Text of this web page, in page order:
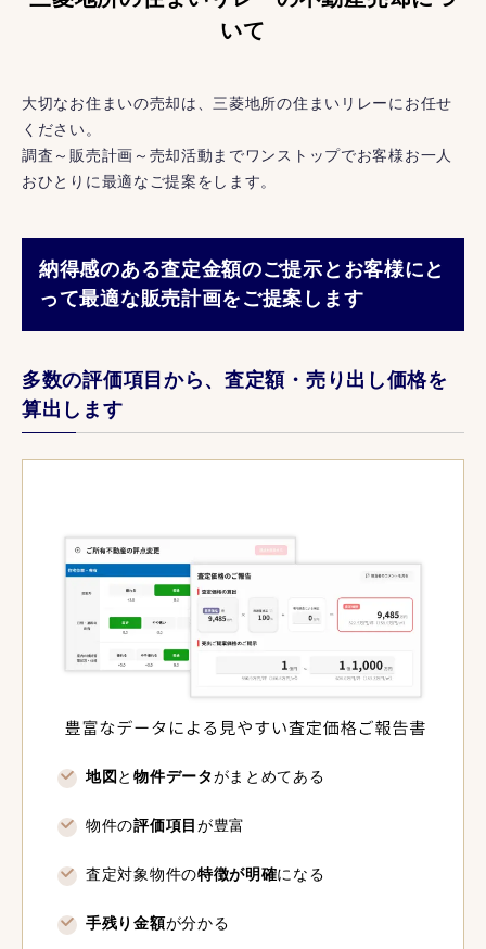
いて
大切なお住まいの売却は、三菱地所の住まいリレーにお任せ
ください。
調査～販売計画～売却活動までワンストップでお客様お一人
おひとりに最適なご提案をします。
納得感のある査定金額のご提示とお客様にと
って最適な販売計画をご提案します
多数の評価項目から、査定額・売り出し価格を
算出します
地図 と物件データがまとめてある
物件の評価項目 が豊富
査定対象物件の特徴が明確になる
手残り金額が分かる